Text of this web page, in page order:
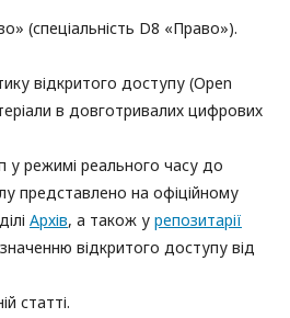
(спеціальність D8 «Право»).
відкритого доступу (Open
в довготривалих цифрових
у режимі реального часу до
представлено на офіційному
Архів, а також у репозитарії
відкритого доступу від
статті.